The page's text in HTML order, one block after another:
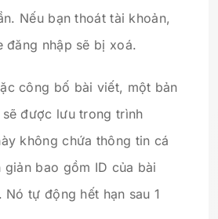
Nếu bạn thoát tài khoản,
đăng nhập sẽ bị xoá.
công bố bài viết, một bản
được lưu trong trình
không chứa thông tin cá
giản bao gồm ID của bài
tự động hết hạn sau 1